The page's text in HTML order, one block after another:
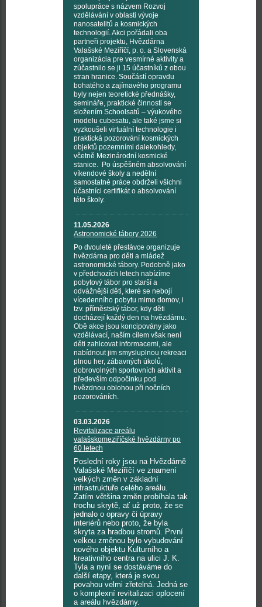
spolupráce s názvem Rozvoj
vzdělávání v oblasti vývoje
nanosatelitů a kosmických
technologií. Akci pořádali oba
partneři projektu, Hvězdárna
Valašské Meziříčí, p. o. a Slovenská
organizácia pre vesmírné aktivity a
zúčastnilo se ji 15 účastníků z obou
stran hranice. Součástí opravdu
bohatého a zajímavého programu
byly nejen teoretické přednášky,
semináře, praktické činnosti se
složením Schoolsatů – výukového
modelu cubesatu, ale také jsme si
vyzkoušeli virtuální technologie i
praktická pozorování kosmických
objektů pozemními dalekohledy,
včetně Mezinárodní kosmické
stanice. Po úspěšném absolvování
víkendové školy a nedělní
samostatné práce obdrželi všichni
účastníci certifikát o absolvování
této školy.
11.05.2026
Astronomické tábory 2026
Po dvouleté přestávce organizuje
hvězdárna pro děti a mládež
astronomické tábory. Podobně jako
v předchozích letech nabízíme
pobytový tábor pro starší a
odvážnější děti, které se nebojí
vícedenního pobytu mimo domov, i
tzv. příměstský tábor, kdy děti
docházejí každý den na hvězdárnu.
Obě akce jsou koncipovány jako
vzdělávací, naším cílem však není
děti zahlcovat informacemi, ale
nabídnout jim smysluplnou rekreaci
plnou her, zábavných úkolů,
dobrovolných sportovních aktivit a
především odpočinku pod
hvězdnou oblohou při nočních
pozorováních.
03.03.2026
Revitalizace areálu
valašskomeziříčské hvězdárny po
60 letech
Poslední roky jsou na Hvězdárně
Valašské Meziříčí ve znamení
velkých změn v základní
infrastruktuře celého areálu.
Zatím většina změn probíhala tak
trochu skrytě, ať už proto, že se
jednalo o opravy či úpravy
interiérů nebo proto, že byla
skryta za hradbou stromů. První
velkou změnou bylo vybudování
nového objektu Kulturního a
kreativního centra na ulici J. K.
Tyla a nyní se dostáváme do
další etapy, která je svou
povahou velmi zřetelná. Jedná se
o komplexní revitalizaci oplocení
a areálu hvězdárny.